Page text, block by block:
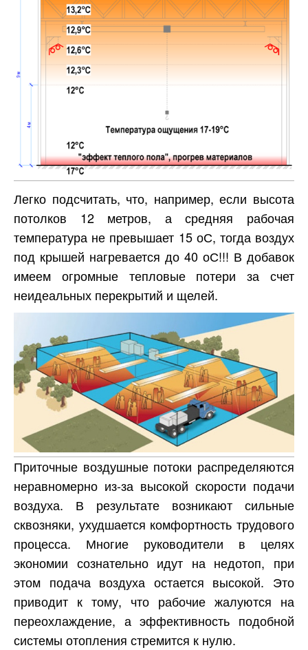
Легко подсчитать, что, например, если высота
потолков 12 метров, а средняя рабочая
температура не превышает 15 оС, тогда воздух
под крышей нагревается до 40 оС!!! В добавок
имеем огромные тепловые потери за счет
неидеальных перекрытий и щелей.
Приточные воздушные потоки распределяются
неравномерно из-за высокой скорости подачи
воздуха. В результате возникают сильные
сквозняки, ухудшается комфортность трудового
процесса. Многие руководители в целях
экономии сознательно идут на недотоп, при
этом подача воздуха остается высокой. Это
приводит к тому, что рабочие жалуются на
переохлаждение, а эффективность подобной
системы отопления стремится к нулю.